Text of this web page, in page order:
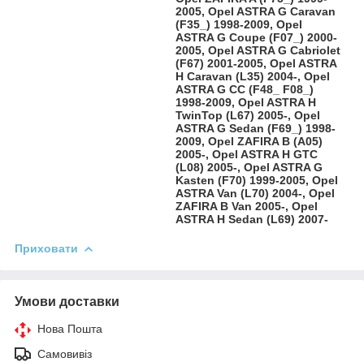
2005, Opel ASTRA G Caravan
(F35_) 1998-2009, Opel
ASTRA G Coupe (F07_) 2000-
2005, Opel ASTRA G Cabriolet
(F67) 2001-2005, Opel ASTRA
H Caravan (L35) 2004-, Opel
ASTRA G CC (F48_ F08_)
1998-2009, Opel ASTRA H
TwinTop (L67) 2005-, Opel
ASTRA G Sedan (F69_) 1998-
2009, Opel ZAFIRA B (A05)
2005-, Opel ASTRA H GTC
(L08) 2005-, Opel ASTRA G
Kasten (F70) 1999-2005, Opel
ASTRA Van (L70) 2004-, Opel
ZAFIRA B Van 2005-, Opel
ASTRA H Sedan (L69) 2007-
Приховати
Умови доставки
Нова Пошта
Самовивіз